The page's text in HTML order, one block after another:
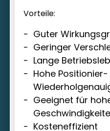
Vorteile:
Guter
Geringer
Lange
Hohe
Geeignet für
Kosteneffizient